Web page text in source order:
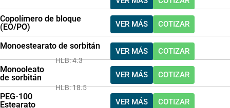
Copolímero de bloque
(EO/PO)
VER MÁS COTIZAR
Monoestearato de sorbitán
VER MÁS COTIZAR
Monooleato
de sorbitán
HLB: 4.3
VER MÁS COTIZAR
PEG-100
Estearato
HLB: 18.5
VER MÁS COTIZAR